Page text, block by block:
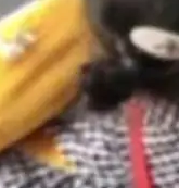
Pri
代
Iso
动
可能
到
，指
的诉
挖
师
博
wro
记
是，